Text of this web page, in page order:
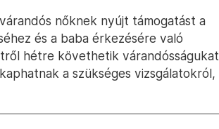
nőknek nyújt támogatást a
és a baba érkezésére való
hétre követhetik várandósságukat
a szükséges vizsgálatokról,